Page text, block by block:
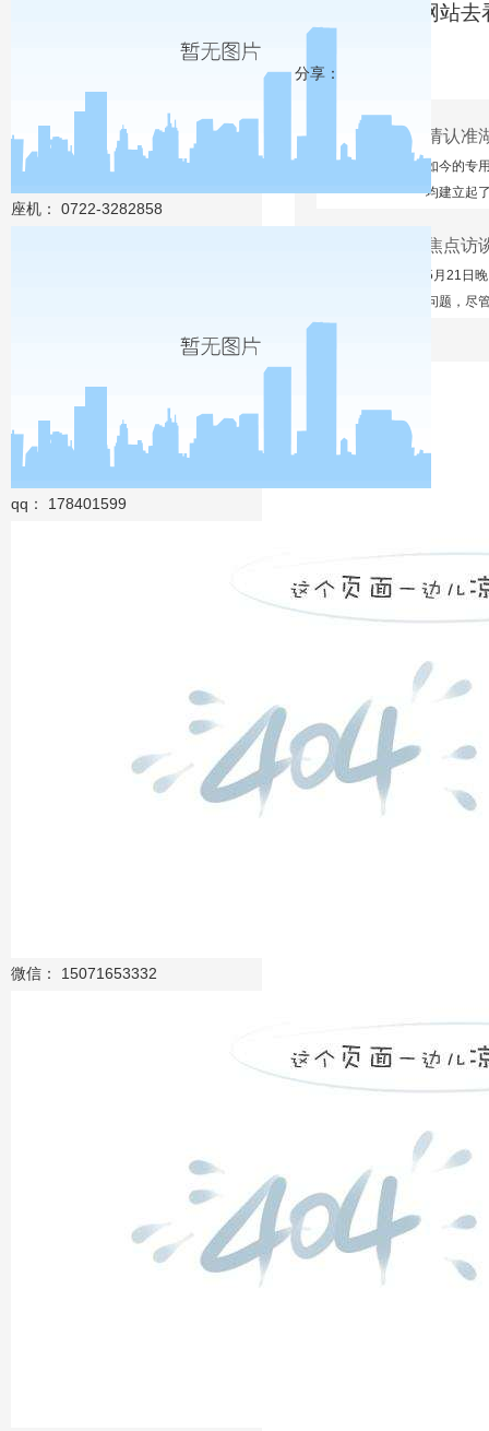
座机： 0722-3282858
qq： 178401599
微信： 15071653332
以到我公司的网站
分享：
上一篇
请认准
如今的专
均建立起
此，国内
州。国内
下一篇
焦点访
5月21日
问题，尽